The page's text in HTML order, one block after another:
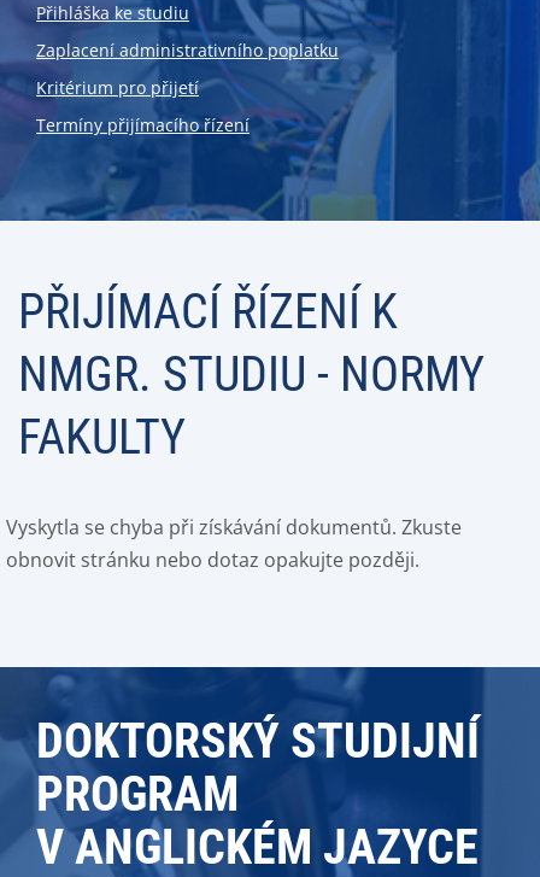
Přihláška ke studiu
Zaplacení administrativního poplatku
Kritérium pro přijetí
Termíny přijímacího řízení
PŘIJÍMACÍ ŘÍZENÍ K
NMGR. STUDIU - NORMY
FAKULTY
Vyskytla se chyba při získávání dokumentů. Zkuste
obnovit stránku nebo dotaz opakujte později.
DOKTORSKÝ STUDIJNÍ
PROGRAM
V ANGLICKÉM JAZYCE